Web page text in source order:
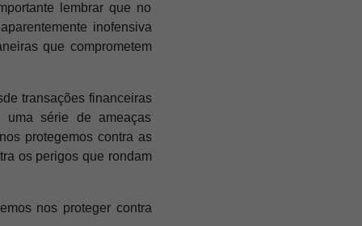
lembrar que no
inofensiva
que comprometem
transações financeiras
uma série de ameaças
protegemos contra as
os perigos que rondam
nos proteger contra